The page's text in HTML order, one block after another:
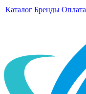
Каталог Бренды Оплата